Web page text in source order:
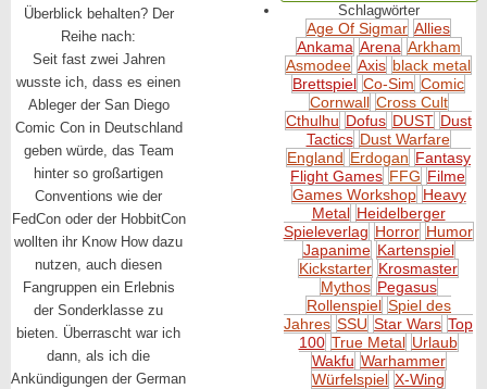
Überblick behalten? Der
Reihe nach:
Seit fast zwei Jahren
wusste ich, dass es einen
Ableger der San Diego
Comic Con in Deutschland
geben würde, das Team
hinter so großartigen
Conventions wie der
FedCon oder der HobbitCon
wollten ihr Know How dazu
nutzen, auch diesen
Fangruppen ein Erlebnis
der Sonderklasse zu
bieten. Überrascht war ich
dann, als ich die
Ankündigungen der German
Schlagwörter
Age Of Sigmar Allies
Ankama Arena Arkham
Asmodee Axis black metal
Brettspiel Co-Sim Comic
Cornwall Cross Cult
Cthulhu Dofus DUST Dust
Tactics Dust Warfare
England Erdogan Fantasy
Flight Games FFG Filme
Games Workshop Heavy
Metal Heidelberger
Spieleverlag Horror Humor
Japanime Kartenspiel
Kickstarter Krosmaster
Mythos Pegasus
Rollenspiel Spiel des
Jahres SSU Star Wars Top
100 True Metal Urlaub
Wakfu Warhammer
Würfelspiel X-Wing